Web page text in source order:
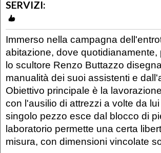
SERVIZI:
Immerso nella campagna
abitazione, dove
lo scultore Renzo Buttazzo
manualità dei suoi assistenti e
Obiettivo principale è la
con l'ausilio di attrezzi a volte da
singolo pezzo esce dal blocco di
laboratorio permette una certa
misura, con dimensioni vincolate